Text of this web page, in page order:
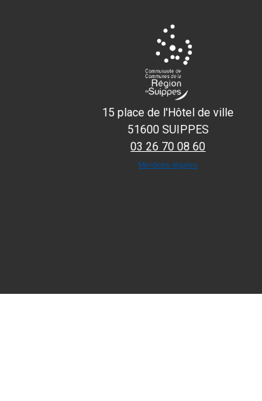
15 place de l'Hôtel de ville
51600 SUIPPES
03 26 70 08 60
Mentions légales